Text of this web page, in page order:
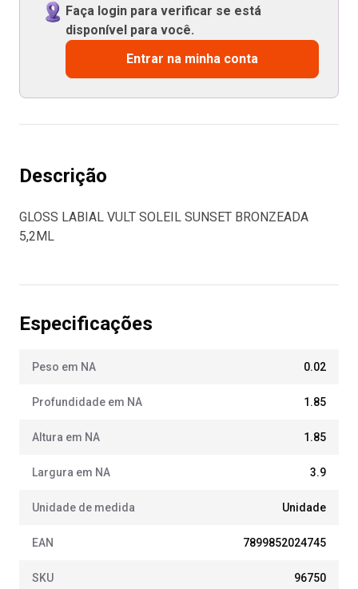
Faça login para verificar se está
disponível para você.
Entrar na minha conta
Descrição
GLOSS LABIAL VULT SOLEIL SUNSET BRONZEADA
5,2ML
Especificações
Peso em NA 0.02
Profundidade em NA 1.85
Altura em NA 1.85
Largura em NA 3.9
Unidade de medida Unidade
EAN 7899852024745
SKU 96750